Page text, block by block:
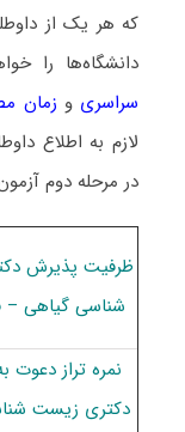
که هر یک از
دانشگاه‌ها را
سراسری و زمان
لازم به اطلاع
در مرحله دوم
ظرفیت پذیرش
شناسی گیاهی –
نمره تراز دعوت
دکتری زیست